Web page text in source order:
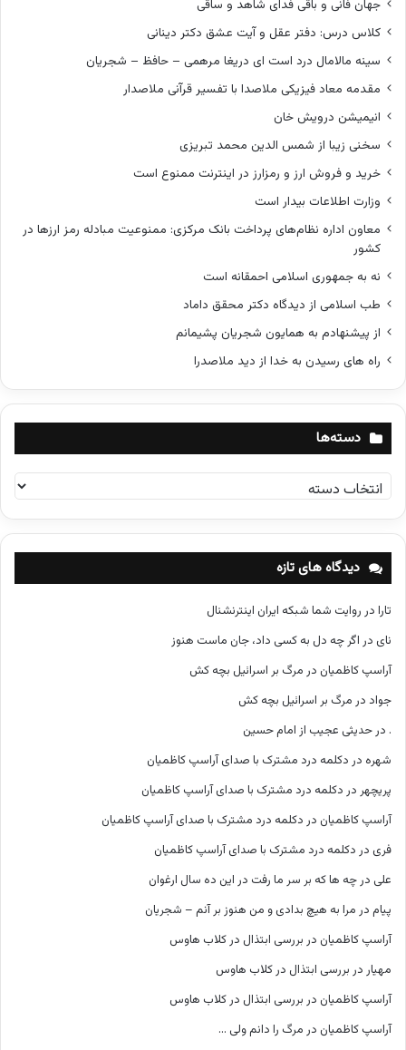
جهان فانی و باقی فدای شاهد و ساقی
کلاس درس: دفتر عقل و آیت عشق دکتر دینانی
سینه مالامال درد است ای دریغا مرهمی – حافظ – شجریان
مقدمه معاد فیزیکی ملاصدا با تفسیر قرآنی ملاصدار
انیمیشن درویش خان
سخنی زیبا از شمس الدین محمد تبریزی
خرید و فروش ارز و رمزارز در اینترنت ممنوع است
وزارت اطلاعات بیدار است
معاون اداره نظام‌های پرداخت بانک مرکزی: ممنوعیت مبادله رمز ارزها در
کشور
نه به جمهوری اسلامی احمقانه است
طب اسلامی از دیدگاه دکتر محقق داماد
از پیشنهادم به همایون شجریان پشیمانم
راه های رسیدن به خدا از دید ملاصدرا
دسته‌ها
س
ت
ه‌
ه
دیدگاه های تازه
تارا در روایت شما شبکه ایران اینترنشنال
نای در اگر چه دل به کسی داد، جان ماست هنوز
آراسپ کاظمیان در مرگ بر اسرائیل بچه کش
جواد در مرگ بر اسرائیل بچه کش
. درحدیثی عجیب از امام حسین
شهره در دکلمه درد مشترک با صدای آراسپ کاظمیان
پریچهر در دکلمه درد مشترک با صدای آراسپ کاظمیان
آراسپ کاظمیان در دکلمه درد مشترک با صدای آراسپ کاظمیان
فری در دکلمه درد مشترک با صدای آراسپ کاظمیان
علی درچه ها که بر سر ما رفت در این ده سال ارغوان
پیام در مرا به هیچ بدادی و من هنوز بر آنم – شجریان
آراسپ کاظمیان در بررسی ابتذال در کلاب هاوس
مهیار در بررسی ابتذال در کلاب هاوس
آراسپ کاظمیان در بررسی ابتذال در کلاب هاوس
آراسپ کاظمیان در مرگ را دانم ولی …